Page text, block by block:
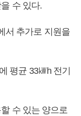
수 있다.
서 추가로 지원을
평균 33㎾h 전기
수 있는 양으로